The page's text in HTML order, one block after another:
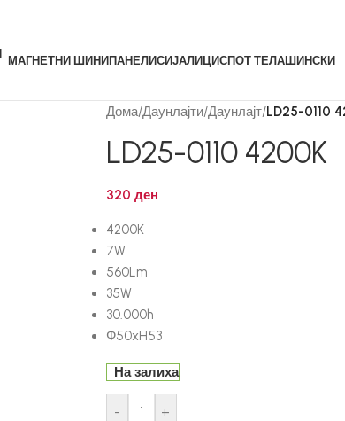
МАГНЕТНИ ШИНИПАНЕЛИСИЈАЛИЦИСПОТ ТЕЛАШИНСКИ
Дома/Даунлајти/Даунлајт/LD25-0110
LD25-0110 4200K
320 ден
4200K
7W
560Lm
35W
30.000h
Ф50xH53
На залиха
- +